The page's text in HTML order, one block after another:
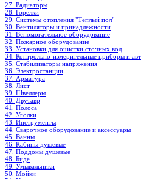
27. Радиаторы
28. Горелки
29. Системы отопления "Теплый пол"
30. Вентиляторы и принадлежности
31. Вспомогательное оборудование
32. Пожарное оборудование
33. Установки для очистки сточных вод
34. Контрольно-измерительные приборы и
35. Стабилизаторы напряжения
36. Электростанции
37. Арматура
38. Лист
39. Швеллеры
40. Двутавр
41. Полоса
42. Уголки
43. Инструменты
44. Сварочное оборудование и аксессуары
45. Ванны
46. Кабины душевые
47. Поддоны душевые
48. Биде
49. Умывальники
50. Мойки